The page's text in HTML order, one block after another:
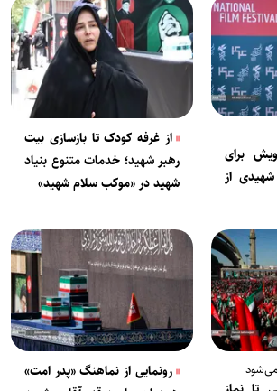
برای
از
از غرفه کودک تا بازسازی بیت
رهبر شهید؛ خدمات متنوع بنیاد
شهید در «موکب سلام شهید»
می‌شود
رونمایی از نماهنگ «پدر امت»